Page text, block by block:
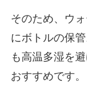
そのため、ウ
にボトルの保
も 高温多湿を
おすすめです。